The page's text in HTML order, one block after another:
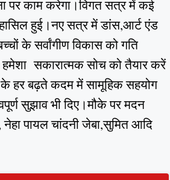
पर काम करेगा।विगत सत्र में कई
हुई।नए सत्र में डांस,आर्ट एंड
के सर्वांगीण विकास को गति
हमेशा सकारात्मक सोच को तैयार करें
हर बढ़ते कदम में सामूहिक सहयोग
सुझाव भी दिए।मौके पर मदन
नेहा पायल चांदनी जेबा,सुमित आदि